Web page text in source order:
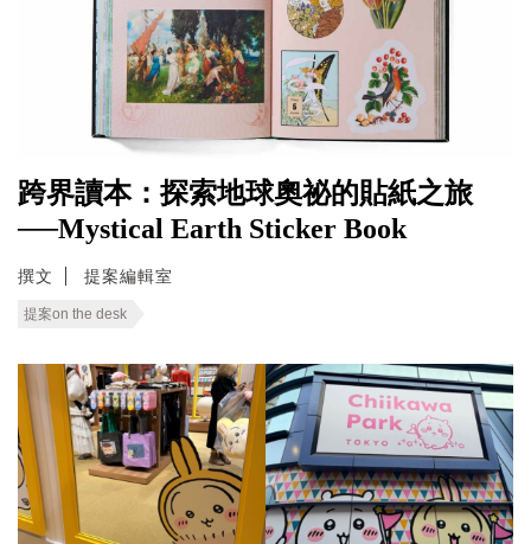
跨界讀本：探索地球奧祕的貼紙之旅
──Mystical Earth Sticker Book
撰文 提案編輯室
提案on the desk